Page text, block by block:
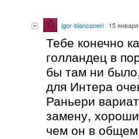
igor-bianconeri 15
Тебе конечно
голландец в
бы там ни
для Интера
Раньери
замену,
чем он в